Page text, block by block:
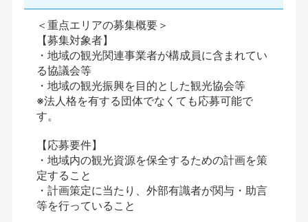
＜重点エリアの募集概要＞
【募集対象者】
・地域の観光関連事業者が構成員に含まれてい
る協議会等
・地域の観光振興を目的とした観光協会等
※法人格を有する団体でなくても応募可能で
す。
【応募要件】
・地域内の観光資源を保全するための計画を策
定すること
・計画策定に当たり、外部有識者が関与・助言
等を行っていること